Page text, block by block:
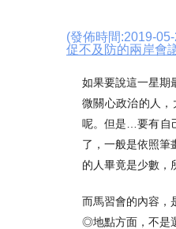
(發佈時間:2019-
促不及防的兩岸會
如果要說這一星期
微關心政治的人
呢。但是…要有自
了，一般是依照筆
的人畢竟是少數，
而馬習會的內容，
◎地點方面，不是